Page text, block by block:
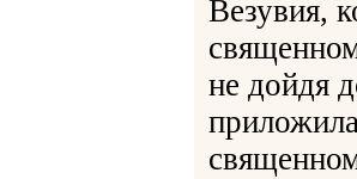
Везувия,
не дойдя